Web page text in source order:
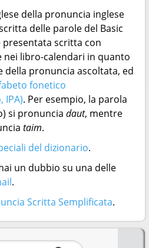
della pronuncia inglese
delle parole del Basic
presentata scritta con
nei libro-calendari in quanto
della pronuncia ascoltata, ed
fonetico
IPA). Per esempio, la parola
si pronuncia daut, mentre
taim.
del dizionario.
un dubbio su una delle
.
Scritta Semplificata.